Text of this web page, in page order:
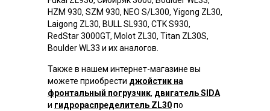
HZM 930, SZM 930, NEO S/L300, Yigong ZL30,
Laigong ZL30, BULL SL930, CTK S930,
RedStar 3000GT, Molot ZL30, Titan ZL30S,
Boulder WL33 и их аналогов.
Также в нашем интернет-магазине вы
можете приобрести джойстик на
фронтальный погрузчик, двигатель SIDA
и гидрораспределитель ZL30по